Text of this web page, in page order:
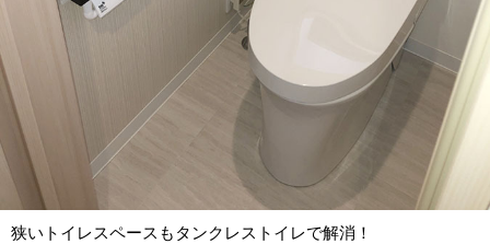
狭いトイレスペースもタンクレストイレで解消！